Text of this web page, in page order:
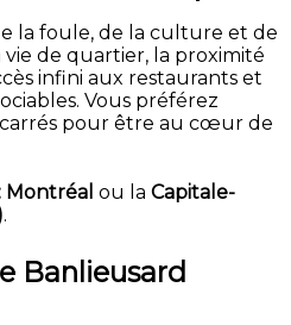
la foule, de la culture et de
vie de quartier, la proximité
infini aux restaurants et
Vous préférez
pour être au cœur de
Montréal ou la Capitale-
.
Banlieusard